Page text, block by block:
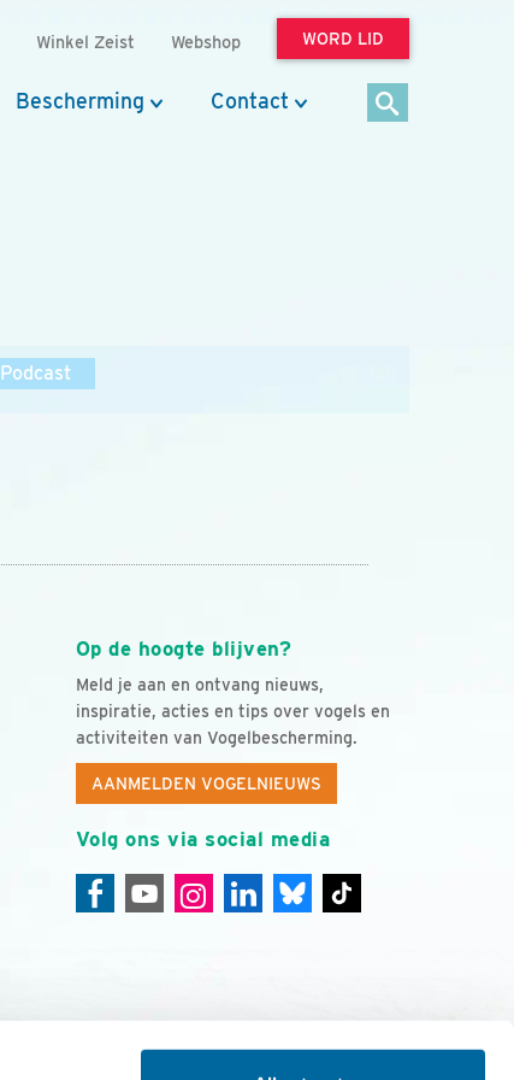
Winkel Zeist Webshop WORD LID
Bescherming Contact
Podcast
Op de hoogte blijven?
Meld je aan en ontvang nieuws,
inspiratie, acties en tips over vogels en
activiteiten van Vogelbescherming.
AANMELDEN VOGELNIEUWS
Volg ons via social media